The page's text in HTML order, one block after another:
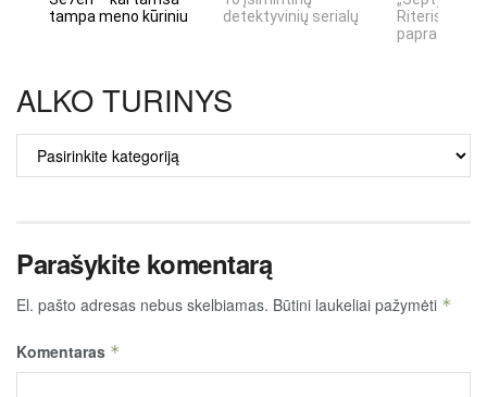
tampa meno kūriniu
detektyvinių serialų
Riteris" – kai
ALKO TURINYS
ALKO
TURINYS
Parašykite komentarą
El. pašto adresas nebus skelbiamas. Būtini laukeliai pažymėti *
Komentaras *